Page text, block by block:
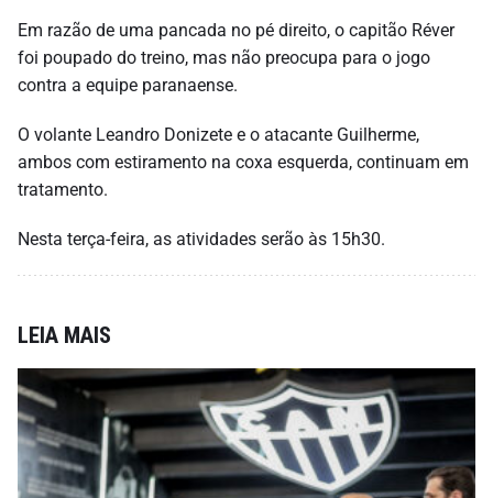
Em razão de uma pancada no pé direito, o capitão Réver
foi poupado do treino, mas não preocupa para o jogo
contra a equipe paranaense.
O volante Leandro Donizete e o atacante Guilherme,
ambos com estiramento na coxa esquerda, continuam em
tratamento.
Nesta terça-feira, as atividades serão às 15h30.
LEIA MAIS